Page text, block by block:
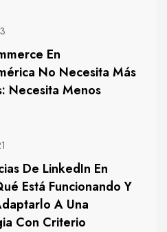
En
No Necesita Más
Necesita Menos
De LinkedIn En
Está Funcionando Y
A Una
Con Criterio